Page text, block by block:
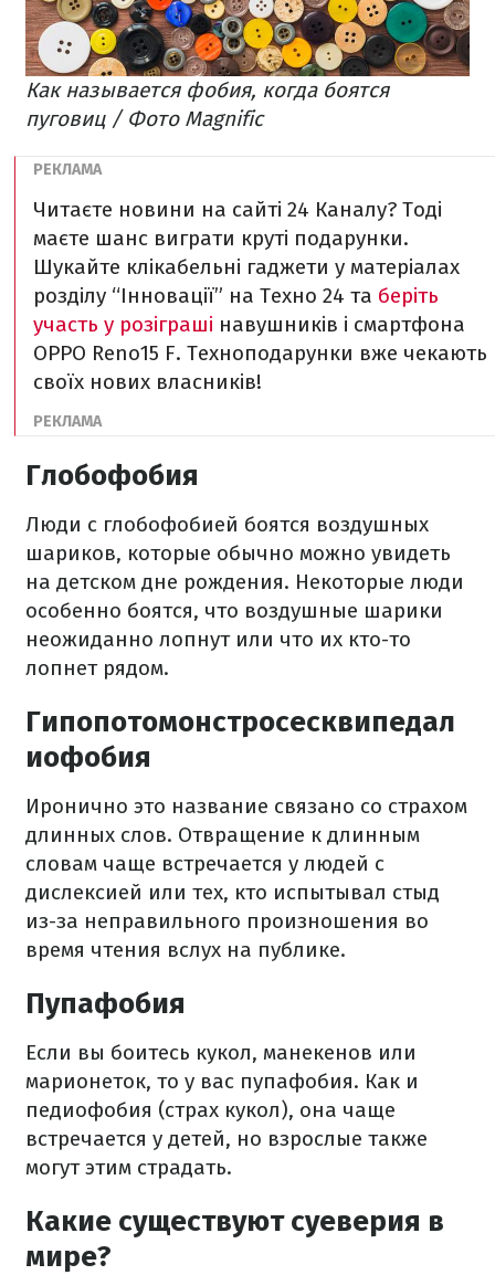
Как называется фобия, когда боятся
пуговиц / Фото Magnific
Читаєте новини на сайті 24 Каналу? Тоді
маєте шанс виграти круті подарунки.
Шукайте клікабельні гаджети у матеріалах
розділу “Інновації” на Техно 24 та беріть
участь у розіграші навушників і смартфона
OPPO Reno15 F. Техноподарунки вже чекають
своїх нових власників!
Глобофобия
Люди с глобофобией боятся воздушных
шариков, которые обычно можно увидеть
на детском дне рождения. Некоторые люди
особенно боятся, что воздушные шарики
неожиданно лопнут или что их кто-то
лопнет рядом.
Гипопотомонстросесквипедал
иофобия
Иронично это название связано со страхом
длинных слов. Отвращение к длинным
словам чаще встречается у людей с
дислексией или тех, кто испытывал стыд
из-за неправильного произношения во
время чтения вслух на публике.
Пупафобия
Если вы боитесь кукол, манекенов или
марионеток, то у вас пупафобия. Как и
педиофобия (страх кукол), она чаще
встречается у детей, но взрослые также
могут этим страдать.
Какие существуют суеверия в
мире?